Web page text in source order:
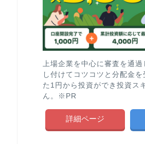
上場企業を中心に審査を通
し付けてコツコツと分配金
た1円から投資ができ投資ス
ん。※PR
詳細ページ